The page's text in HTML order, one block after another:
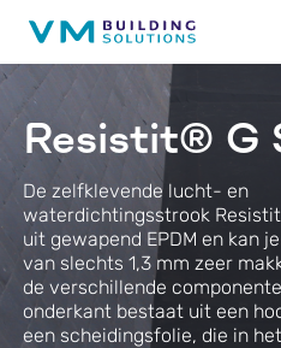
Resistit® G
De zelfklevende lucht- en
waterdichtingsstrook Resistit
uit gewapend EPDM en kan
van slechts 1,3 mm zeer
de verschillende
onderkant bestaat uit een
een scheidingsfolie, die in